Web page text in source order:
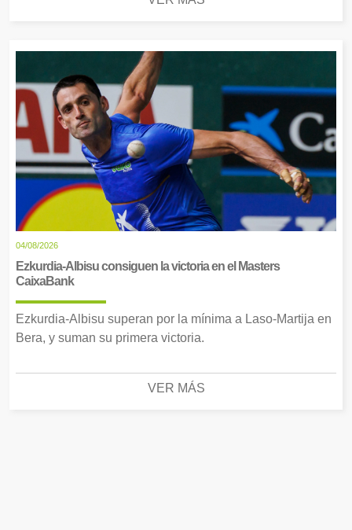
04/08/2026
Ezkurdia-Albisu consiguen la victoria en el Masters
CaixaBank
Ezkurdia-Albisu superan por la mínima a Laso-Martija en
Bera, y suman su primera victoria.
VER MÁS